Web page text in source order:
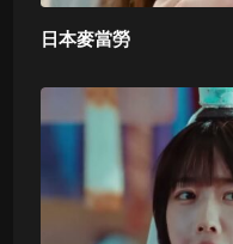
日本麥當勞